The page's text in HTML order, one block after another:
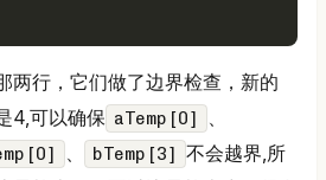
两行，它们做了边界检查，新的
4,可以确保 aTemp[0]
bTemp[3] 不会越界,所